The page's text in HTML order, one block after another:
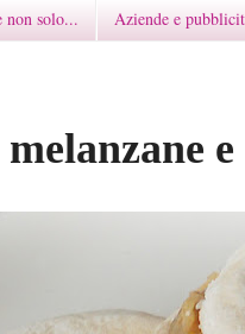
non solo... Aziende e